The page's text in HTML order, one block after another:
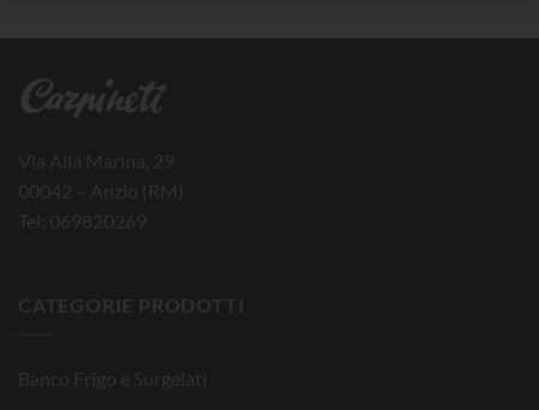
Via Alla Marina, 29
00042 – Anzio (RM)
Tel: 069820269
CATEGORIE PRODOTTI
Banco Frigo e Surgelati